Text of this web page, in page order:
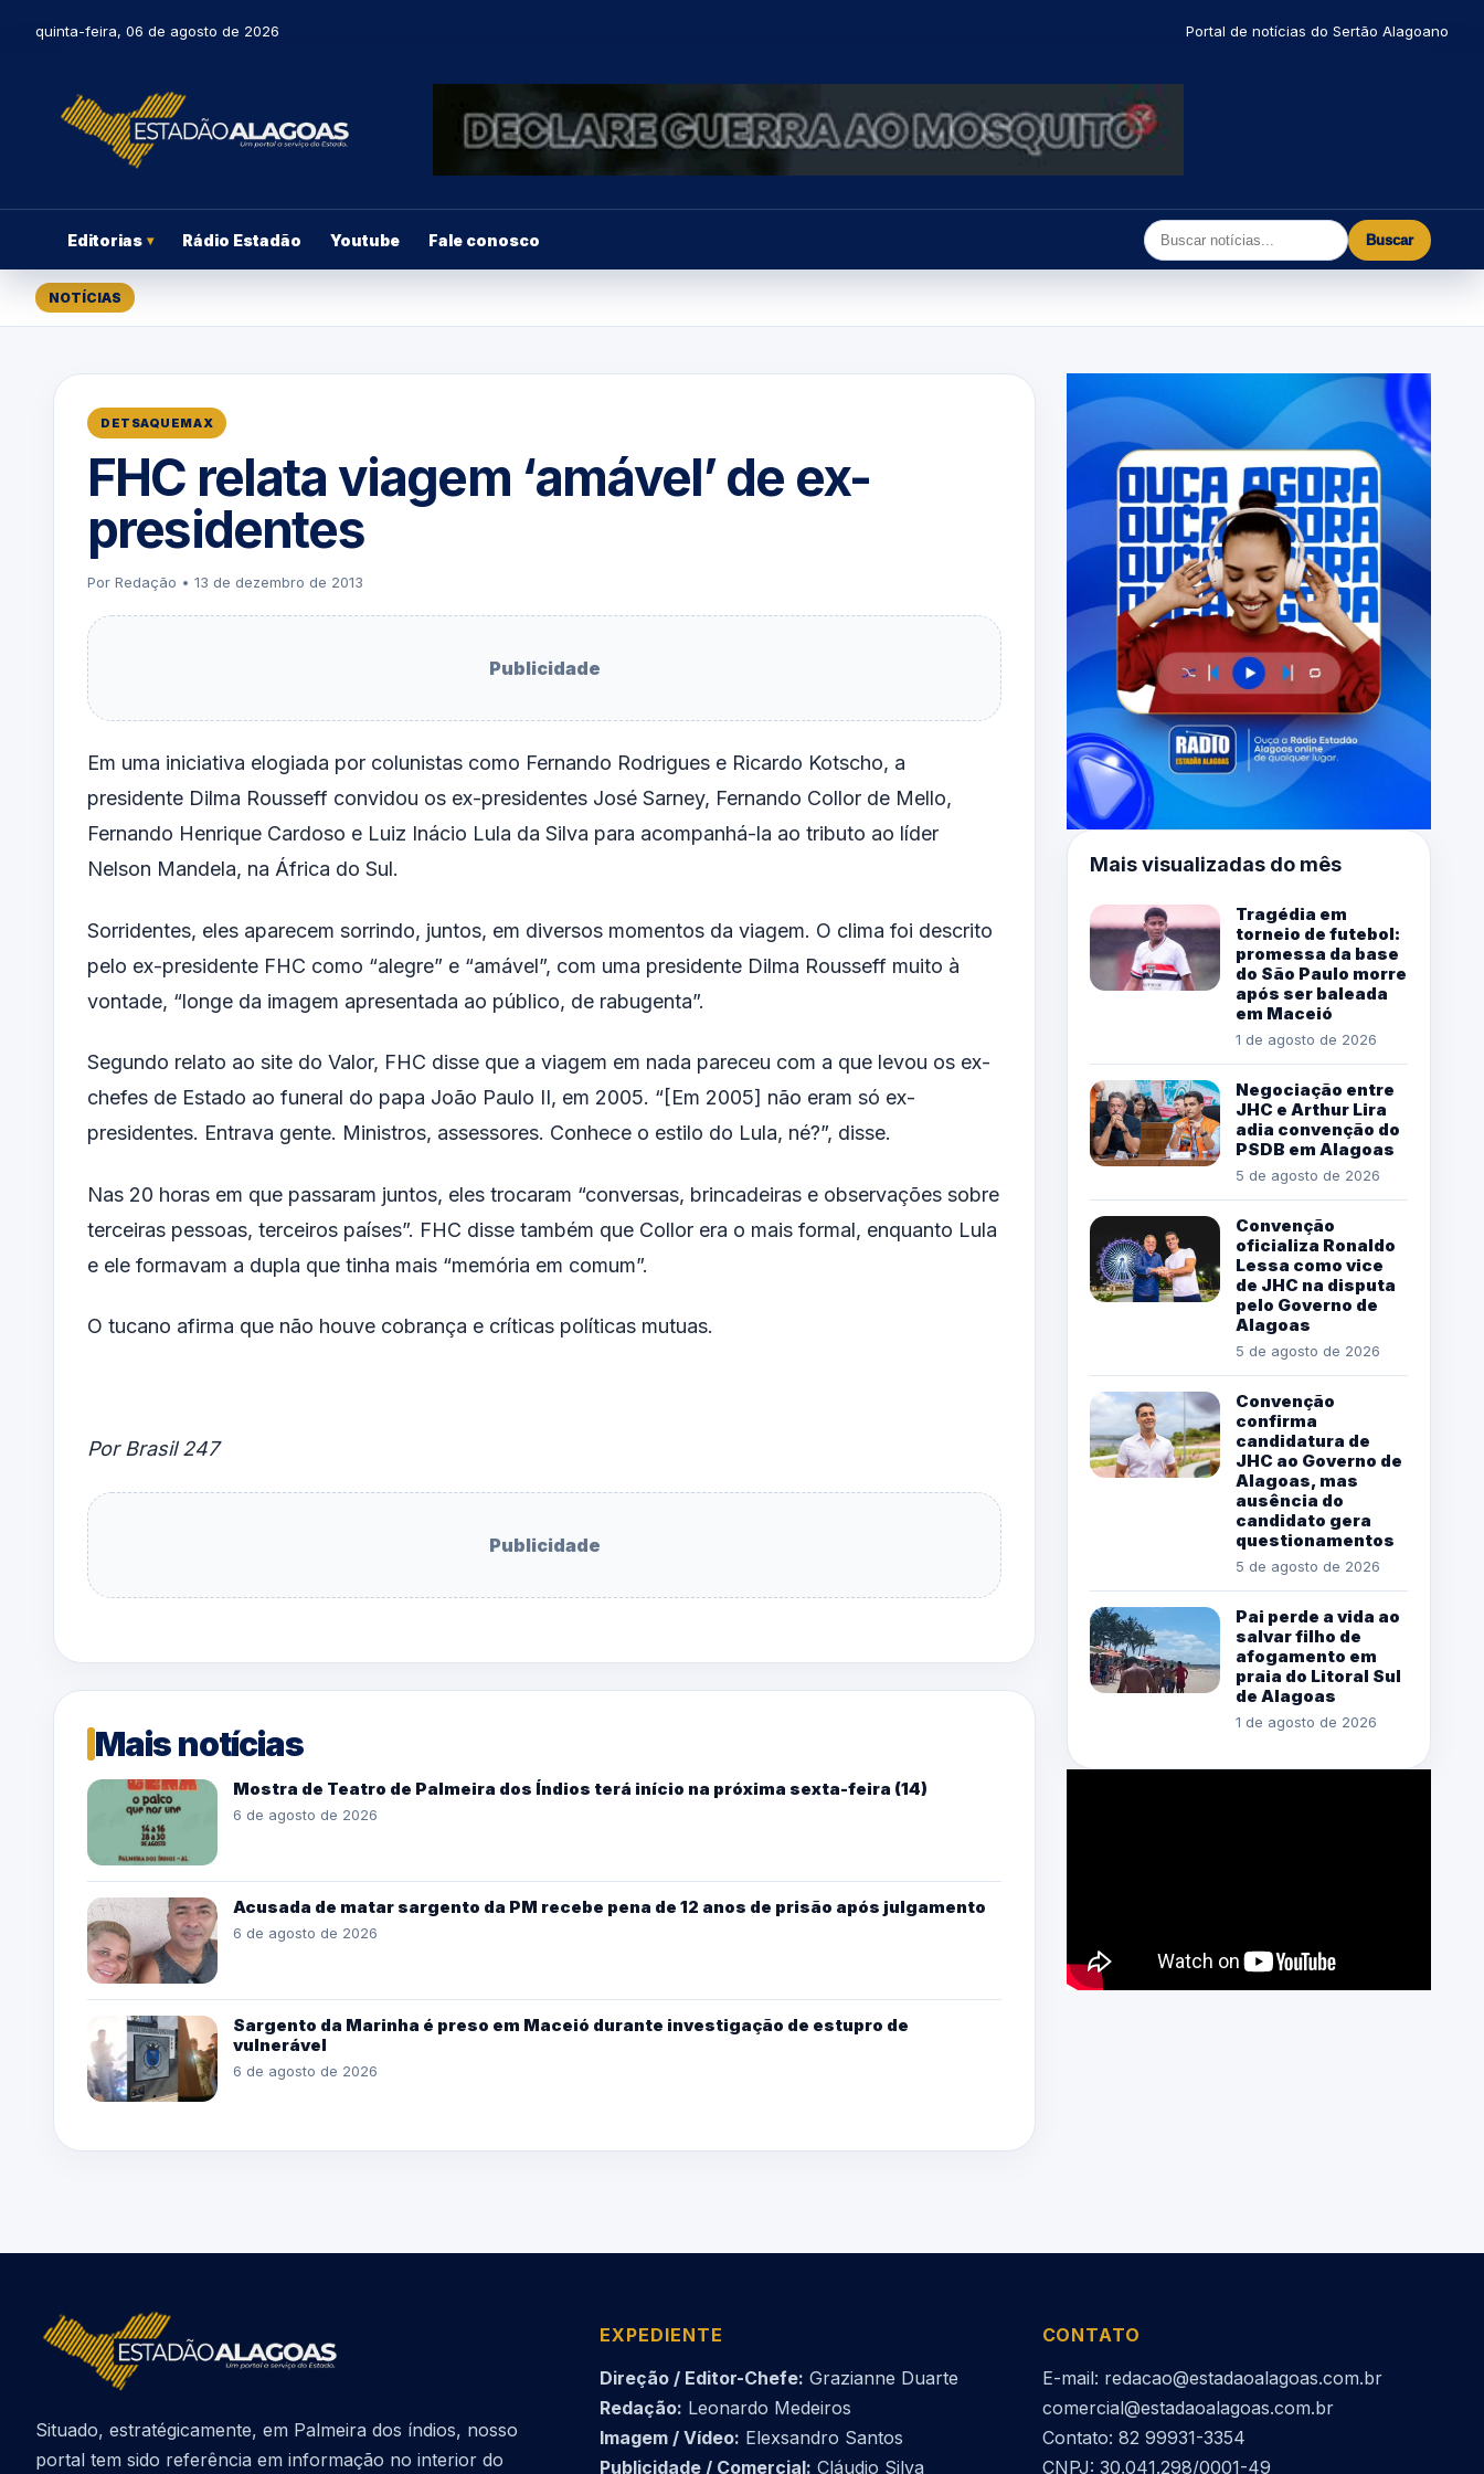
quinta-feira, 06 de agosto de 2026 Portal de notícias do Sertão Alagoano
Editorias ▾ Rádio Estadão Youtube Fale conosco Buscar
NOTÍCIAS
DETSAQUEMAX
FHC relata viagem ‘amável’ de ex-
presidentes
Por Redação • 13 de dezembro de 2013
Publicidade
Em uma iniciativa elogiada por colunistas como Fernando Rodrigues e Ricardo Kotscho, a
presidente Dilma Rousseff convidou os ex-presidentes José Sarney, Fernando Collor de Mello,
Fernando Henrique Cardoso e Luiz Inácio Lula da Silva para acompanhá-la ao tributo ao líder
Nelson Mandela, na África do Sul.
Sorridentes, eles aparecem sorrindo, juntos, em diversos momentos da viagem. O clima foi descrito
pelo ex-presidente FHC como “alegre” e “amável”, com uma presidente Dilma Rousseff muito à
vontade, “longe da imagem apresentada ao público, de rabugenta”.
Segundo relato ao site do Valor, FHC disse que a viagem em nada pareceu com a que levou os ex-
chefes de Estado ao funeral do papa João Paulo II, em 2005. “[Em 2005] não eram só ex-
presidentes. Entrava gente. Ministros, assessores. Conhece o estilo do Lula, né?”, disse.
Nas 20 horas em que passaram juntos, eles trocaram “conversas, brincadeiras e observações sobre
terceiras pessoas, terceiros países”. FHC disse também que Collor era o mais formal, enquanto Lula
e ele formavam a dupla que tinha mais “memória em comum”.
O tucano afirma que não houve cobrança e críticas políticas mutuas.
Por Brasil 247
Publicidade
Mais notícias
Mostra de Teatro de Palmeira dos Índios terá início na próxima sexta-feira (14)
6 de agosto de 2026
Acusada de matar sargento da PM recebe pena de 12 anos de prisão após julgamento
6 de agosto de 2026
Sargento da Marinha é preso em Maceió durante investigação de estupro de
vulnerável
6 de agosto de 2026
Mais visualizadas do mês
Tragédia em
torneio de futebol:
promessa da base
do São Paulo morre
após ser baleada
em Maceió
1 de agosto de 2026
Negociação entre
JHC e Arthur Lira
adia convenção do
PSDB em Alagoas
5 de agosto de 2026
Convenção
oficializa Ronaldo
Lessa como vice
de JHC na disputa
pelo Governo de
Alagoas
5 de agosto de 2026
Convenção
confirma
candidatura de
JHC ao Governo de
Alagoas, mas
ausência do
candidato gera
questionamentos
5 de agosto de 2026
Pai perde a vida ao
salvar filho de
afogamento em
praia do Litoral Sul
de Alagoas
1 de agosto de 2026
Situado, estratégicamente, em Palmeira dos índios, nosso
portal tem sido referência em informação no interior do
EXPEDIENTE
Direção / Editor-Chefe: Grazianne Duarte
Redação: Leonardo Medeiros
Imagem / Vídeo: Elexsandro Santos
Publicidade / Comercial: Cláudio Silva
CONTATO
E-mail: redacao@estadaoalagoas.com.br
comercial@estadaoalagoas.com.br
Contato: 82 99931-3354
CNPJ: 30.041.298/0001-49